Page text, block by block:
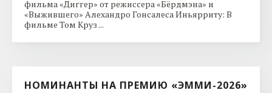
фильма «Диггер» от режиссера «Бёрдмэна» и
«Выжившего» Алехандро Гонсалеса Иньярриту: В
фильме Том Круз ...
НОМИНАНТЫ НА ПРЕМИЮ «ЭММИ-2026»